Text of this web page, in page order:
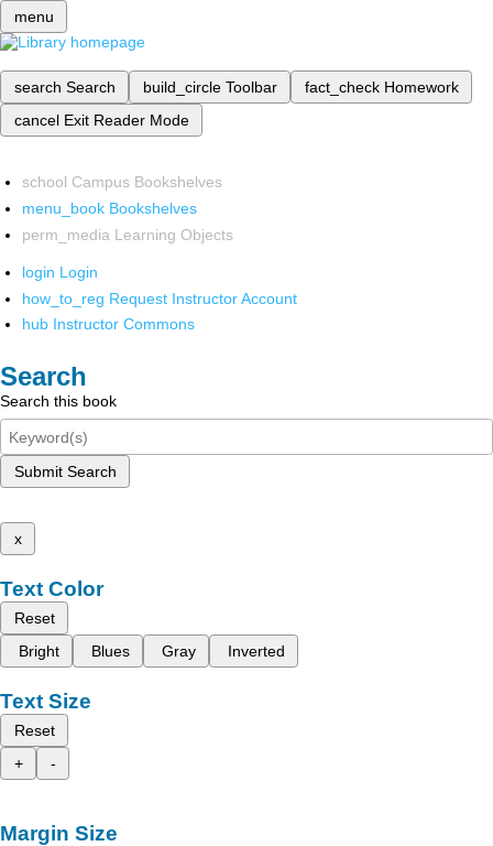
menu
search Search build_circle Toolbar fact_check Homework
cancel Exit Reader Mode
school Campus Bookshelves
menu_book Bookshelves
perm_media Learning Objects
login Login
how_to_reg Request Instructor Account
hub Instructor Commons
Search
Search this book
Submit Search
x
Text Color
Reset
Bright
Blues Gray Inverted
Text Size
Reset
+
-
Margin Size